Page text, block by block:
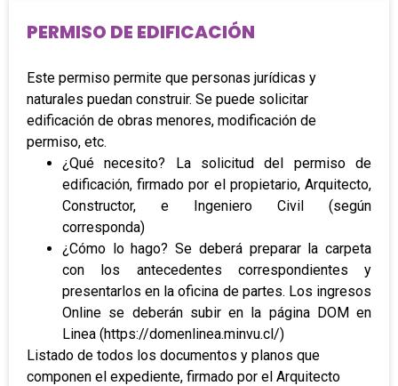
PERMISO DE EDIFICACIÓN
Este permiso permite que personas jurídicas y
naturales puedan construir. Se puede solicitar
edificación de obras menores, modificación de
permiso, etc.
¿Qué necesito? La solicitud del permiso de
edificación, firmado por el propietario, Arquitecto,
Constructor, e Ingeniero Civil (según
corresponda)
¿Cómo lo hago? Se deberá preparar la carpeta
con los antecedentes correspondientes y
presentarlos en la oficina de partes. Los ingresos
Online se deberán subir en la página DOM en
Linea (https://domenlinea.minvu.cl/)
Listado de todos los documentos y planos que
componen el expediente, firmado por el Arquitecto